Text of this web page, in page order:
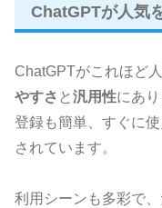
ChatGPTが人気
ChatGPTがこれほど
やすさ と汎用性にあり
登録も簡単、すぐに
されています。
利用シーンも多彩で